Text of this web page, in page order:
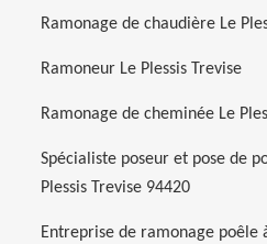
Ramonage de chaudière Le
Ramoneur Le Plessis Trevise
Ramonage de cheminée Le
Spécialiste poseur et pose de
Plessis Trevise 94420
Entreprise de ramonage poêle